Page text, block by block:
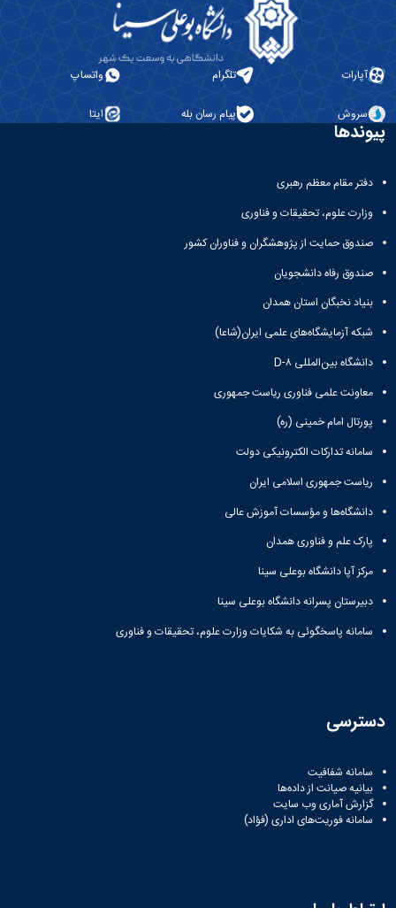
نشریات
Veterinary
Research
آپارات تلگرام واتساپ
سروش پیام رسان بله ایتا
پیوندها
دفتر مقام معظم رهبری
وزارت علوم، تحقیقات و فناوری
صندوق حمایت از پژوهشگران و فناوران کشور
صندوق رفاه دانشجویان
بنیاد نخبگان استان همدان
شبکه آزمایشگاه‌های علمی ایران(شاعا)
دانشگاه بین‌المللی D-۸
معاونت علمی فناوری ریاست جمهوری
پورتال امام خمینی (ره)
سامانه تدارکات الکترونیکی دولت
ریاست جمهوری اسلامی ایران
دانشگاه‌ها و مؤسسات آموزش عالی
پارک علم و فناوری همدان
مرکز آپا دانشگاه بوعلی سینا
دبیرستان پسرانه دانشگاه بوعلی سینا
سامانه پاسخگوئی به شکایات وزارت علوم، تحقیقات و فناوری
دسترسی
سامانه شفافیت
بیانیه صیانت از داده‌ها
گزارش آماری وب‌ سایت
سامانه فوریت‌های اداری (فؤاد)